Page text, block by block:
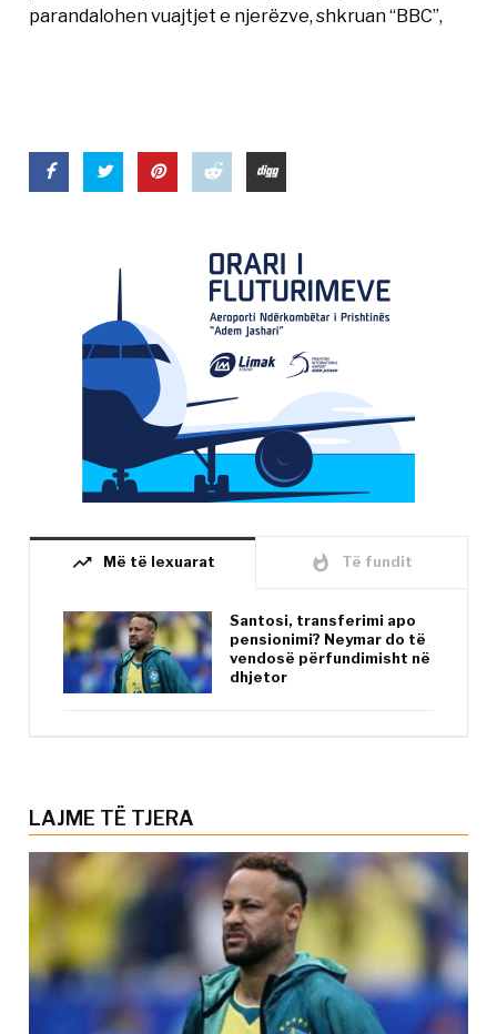
parandalohen vuajtjet e njerëzve, shkruan “BBC”,
trending_up Më të lexuarat whatshot Të fundit
Santosi, transferimi apo
pensionimi? Neymar do të
vendosë përfundimisht në
dhjetor
LAJME TË TJERA